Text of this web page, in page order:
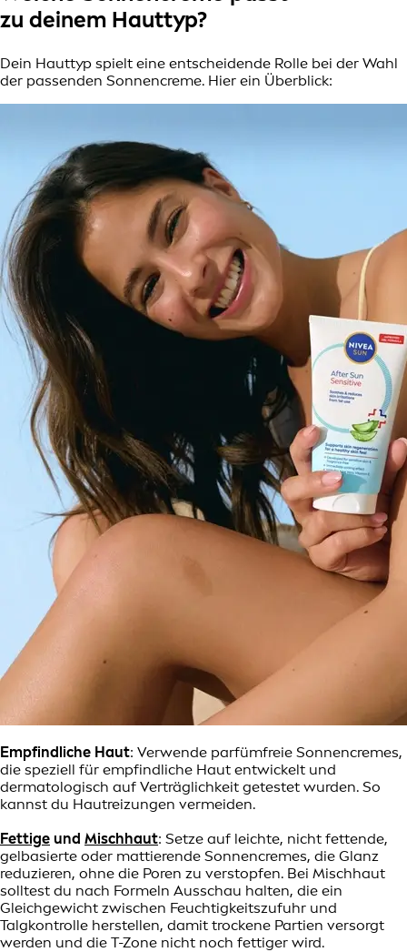
zu deinem Hauttyp?
Dein Hauttyp spielt eine entscheidende Rolle bei der Wahl
der passenden Sonnencreme. Hier ein Überblick:
Empfindliche Haut: Verwende parfümfreie Sonnencremes,
die speziell für empfindliche Haut entwickelt und
dermatologisch auf Verträglichkeit getestet wurden. So
kannst du Hautreizungen vermeiden.
Fettige und Mischhaut: Setze auf leichte, nicht fettende,
gelbasierte oder mattierende Sonnencremes, die Glanz
reduzieren, ohne die Poren zu verstopfen. Bei Mischhaut
solltest du nach Formeln Ausschau halten, die ein
Gleichgewicht zwischen Feuchtigkeitszufuhr und
Talgkontrolle herstellen, damit trockene Partien versorgt
werden und die T-Zone nicht noch fettiger wird.